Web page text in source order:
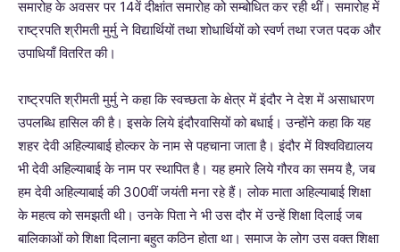
समारोह के अवसर पर 14वें दीक्षांत समारोह को सम्बोधित कर रही थीं। समारोह में
राष्ट्रपति श्रीमती मुर्मु ने विद्यार्थियों तथा शोधार्थियों को स्वर्ण तथा रजत पदक और
उपाधियाँ वितरित की।
राष्ट्रपति श्रीमती मुर्मु ने कहा कि स्वच्छता के क्षेत्र में इंदौर ने देश में असाधारण
उपलब्धि हासिल की है। इसके लिये इंदौरवासियों को बधाई। उन्होंने कहा कि यह
शहर देवी अहिल्याबाई होल्कर के नाम से पहचाना जाता है। इंदौर में विश्वविद्यालय
भी देवी अहिल्याबाई के नाम पर स्थापित है। यह हमारे लिये गौरव का समय है, जब
हम देवी अहिल्याबाई की 300वीं जयंती मना रहे हैं। लोक माता अहिल्याबाई शिक्षा
के महत्व को समझती थी। उनके पिता ने भी उस दौर में उन्हें शिक्षा दिलाई जब
बालिकाओं को शिक्षा दिलाना बहुत कठिन होता था। समाज के लोग उस वक्त शिक्षा